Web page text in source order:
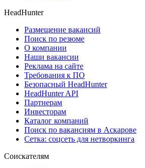
HeadHunter
Размещение вакансий
Поиск по резюме
О компании
Наши вакансии
Реклама на сайте
Требования к ПО
Безопасный HeadHunter
HeadHunter API
Партнерам
Инвесторам
Каталог компаний
Поиск по вакансиям в Аскарове
Сетка: соцсеть для нетворкинга
Соискателям